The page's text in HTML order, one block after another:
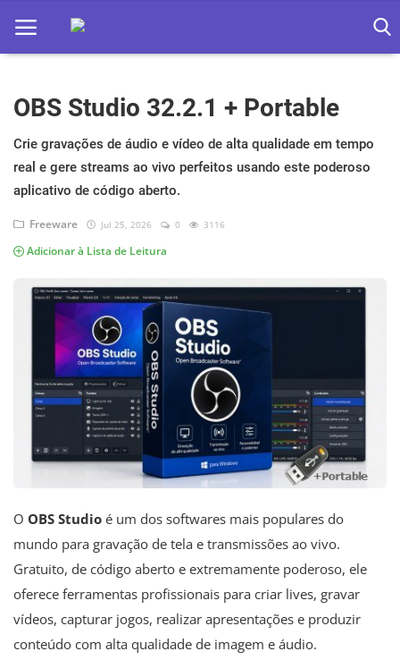
Home
Apps
Ebooks
Games
Web
Música
Jogos hoje na TV
OBS Studio 32.2.1 + Portable
Crie gravações de áudio e vídeo de alta qualidade em tempo
real e gere streams ao vivo perfeitos usando este poderoso
aplicativo de código aberto.
Freeware Jul 25, 2026 0 3116
Adicionar à Lista de Leitura
O OBS Studio é um dos softwares mais populares do
mundo para gravação de tela e transmissões ao vivo.
Gratuito, de código aberto e extremamente poderoso, ele
oferece ferramentas profissionais para criar lives, gravar
vídeos, capturar jogos, realizar apresentações e produzir
conteúdo com alta qualidade de imagem e áudio.